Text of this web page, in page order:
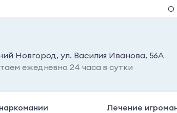
О
Новгород, ул. Василия Иванова, 56А
ежедневно 24 часа в сутки
Лечение